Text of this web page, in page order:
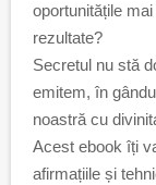
oportunitățile
rezultate?
Secretul nu stă
emitem, în
noastră cu
Acest ebook îți
afirmațiile și